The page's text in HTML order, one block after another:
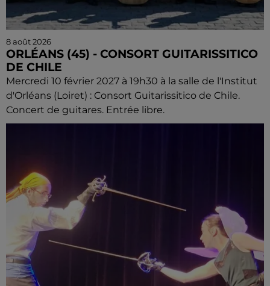
8 août 2026
ORLÉANS (45) - CONSORT GUITARISSITICO
DE CHILE
Mercredi 10 février 2027 à 19h30 à la salle de l'Institut
d'Orléans (Loiret) : Consort Guitarissitico de Chile.
Concert de guitares. Entrée libre.